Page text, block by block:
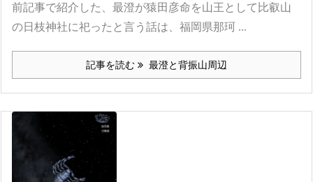
前記事で紹介した、最澄が猿田彦命を山王として比叡山
の日枝神社に祀ったと言う話は、福岡県那珂 ...
記事を読む 最澄と背振山周辺